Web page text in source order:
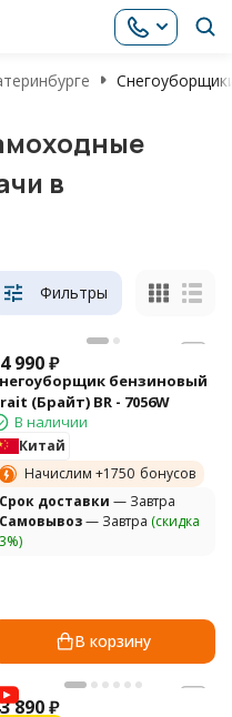
в
Фильтры
990₽
бензиновый
(Брайт) BR - 7056W
В наличии
Китай
Начислим +1750 бонусов
Cрок доставки — Завтра
Самовывоз— Завтра (скидка
3%)
В корзину
890₽